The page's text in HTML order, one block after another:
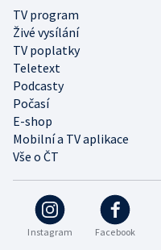
Instagram Facebook
TV program
Živé vysílání
TV poplatky
Teletext
Podcasty
Počasí
E-shop
Mobilní a TV aplikace
Vše o ČT